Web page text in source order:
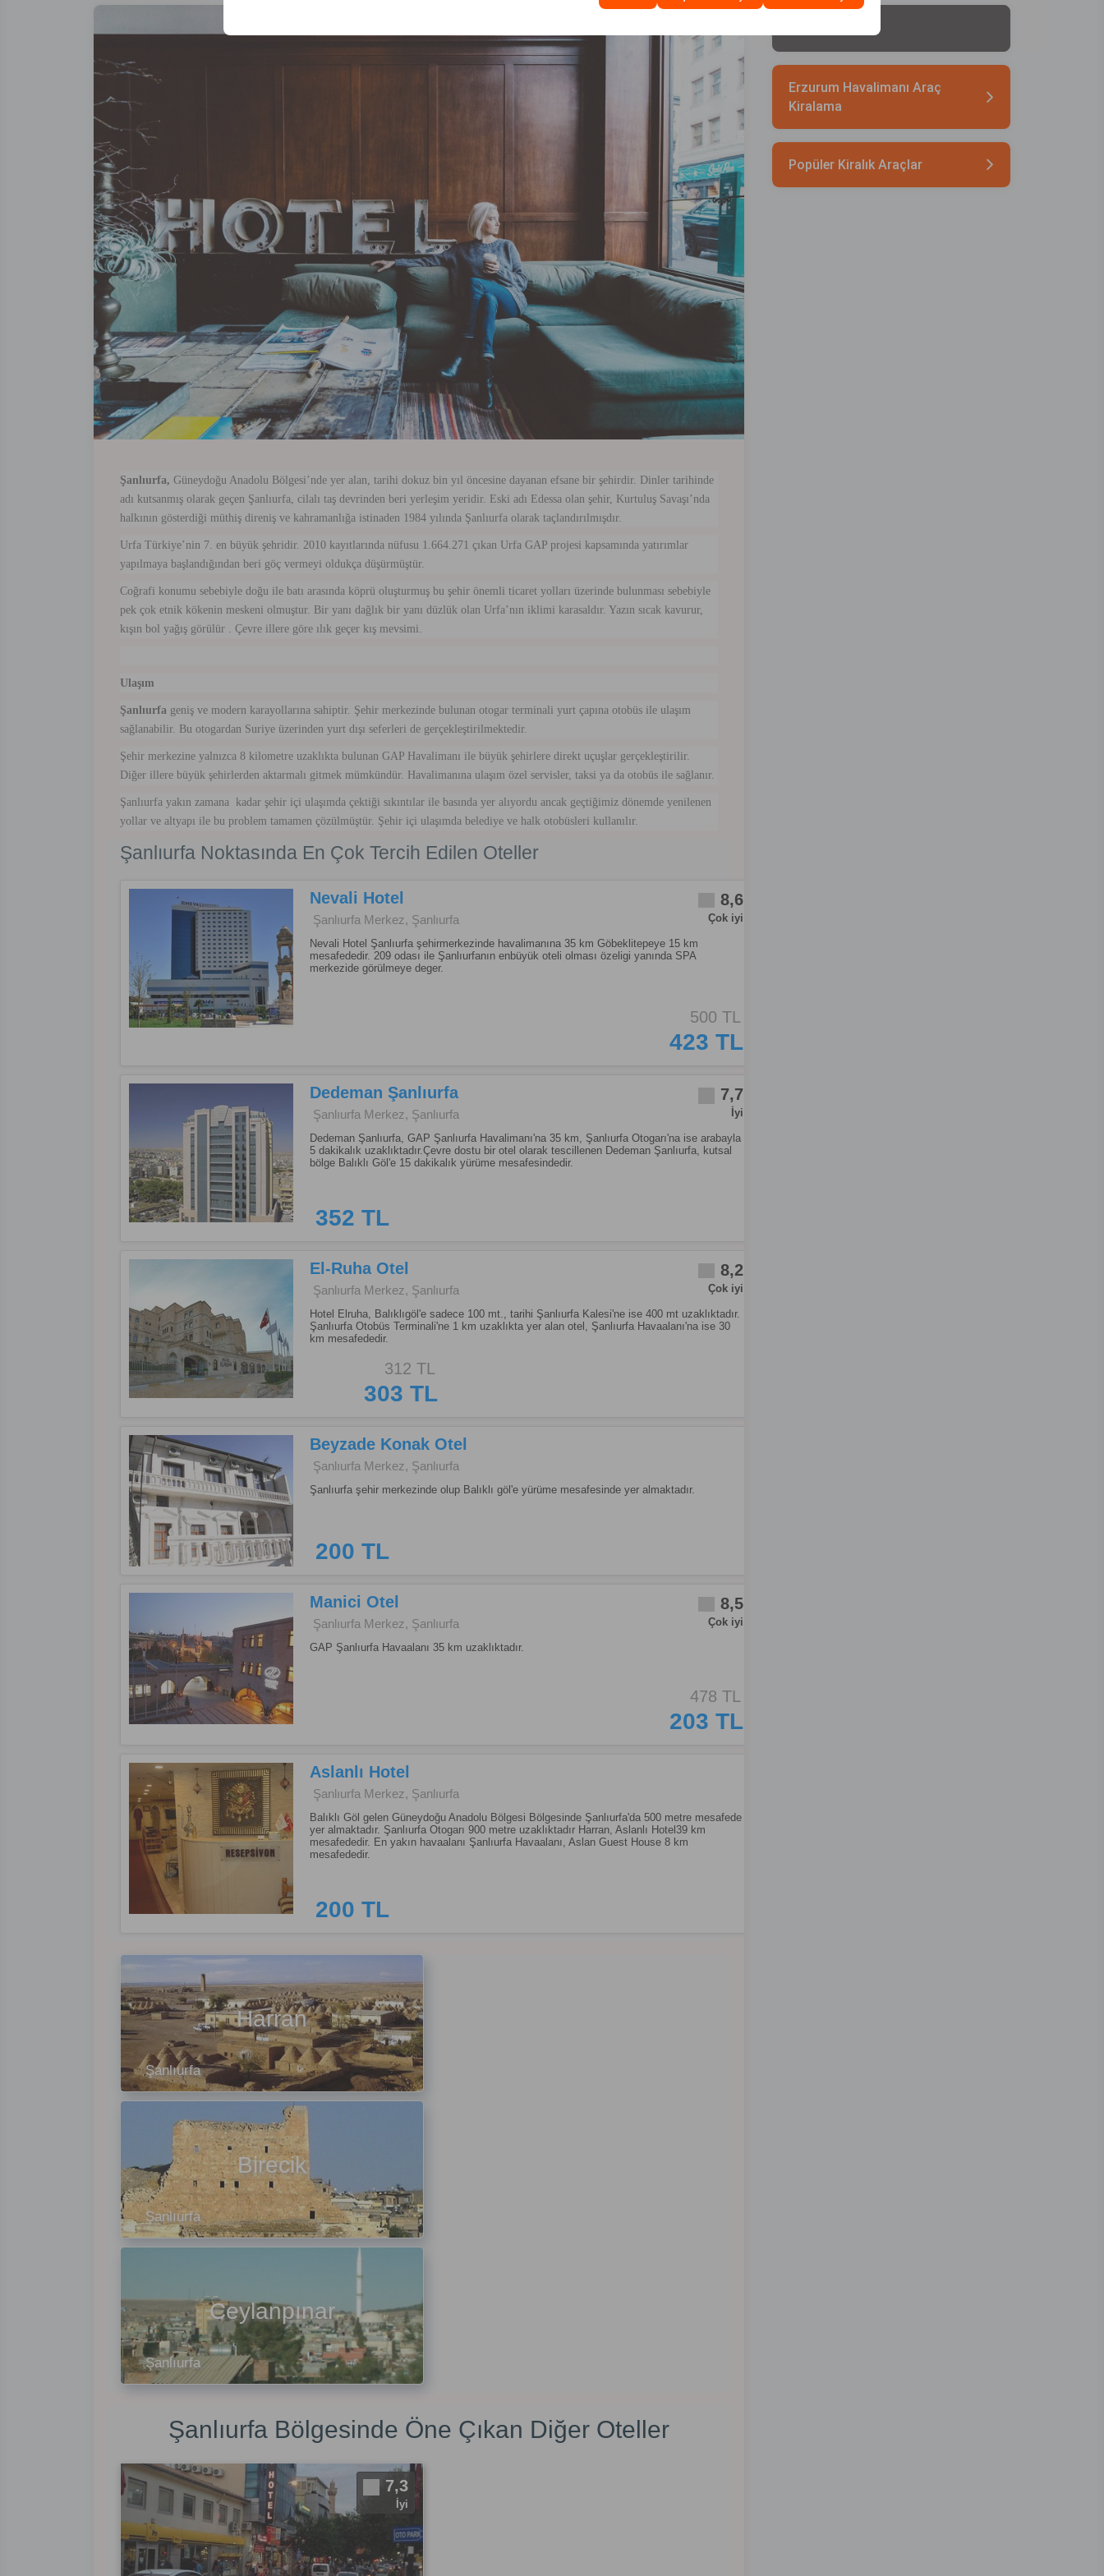
Şanlıurfa, Güneydoğu Anadolu Bölgesi’nde yer alan, tarihi dokuz bin yıl öncesine dayanan efsane bir şehirdir. Dinler tarihinde
adı kutsanmış olarak geçen Şanlıurfa, cilalı taş devrinden beri yerleşim yeridir. Eski adı Edessa olan şehir, Kurtuluş Savaşı’nda
halkının gösterdiği müthiş direniş ve kahramanlığa istinaden 1984 yılında Şanlıurfa olarak taçlandırılmışdır.
Urfa Türkiye’nin 7. en büyük şehridir. 2010 kayıtlarında nüfusu 1.664.271 çıkan Urfa GAP projesi kapsamında yatırımlar
yapılmaya başlandığından beri göç vermeyi oldukça düşürmüştür.
Coğrafi konumu sebebiyle doğu ile batı arasında köprü oluşturmuş bu şehir önemli ticaret yolları üzerinde bulunması sebebiyle
pek çok etnik kökenin meskeni olmuştur. Bir yanı dağlık bir yanı düzlük olan Urfa’nın iklimi karasaldır. Yazın sıcak kavurur,
kışın bol yağış görülür . Çevre illere göre ılık geçer kış mevsimi.
Ulaşım
Şanlıurfa geniş ve modern karayollarına sahiptir. Şehir merkezinde bulunan otogar terminali yurt çapına otobüs ile ulaşım
sağlanabilir. Bu otogardan Suriye üzerinden yurt dışı seferleri de gerçekleştirilmektedir.
Şehir merkezine yalnızca 8 kilometre uzaklıkta bulunan GAP Havalimanı ile büyük şehirlere direkt uçuşlar gerçekleştirilir.
Diğer illere büyük şehirlerden aktarmalı gitmek mümkündür. Havalimanına ulaşım özel servisler, taksi ya da otobüs ile sağlanır.
Şanlıurfa yakın zamana kadar şehir içi ulaşımda çektiği sıkıntılar ile basında yer alıyordu ancak geçtiğimiz dönemde yenilenen
yollar ve altyapı ile bu problem tamamen çözülmüştür. Şehir içi ulaşımda belediye ve halk otobüsleri kullanılır.
Şanlıurfa Noktasında En Çok Tercih Edilen Oteller
Nevali Hotel
Şanlıurfa Merkez, Şanlıurfa
Nevali Hotel Şanlıurfa şehirmerkezinde havalimanına 35 km Göbeklitepeye 15 km
mesafededir. 209 odası ile Şanlıurfanın enbüyük oteli olması özeligi yanında SPA
merkezide görülmeye deger.
500 TL
423 TL
8,6
Çok iyi
Dedeman Şanlıurfa
Şanlıurfa Merkez, Şanlıurfa
Dedeman Şanlıurfa, GAP Şanlıurfa Havalimanı'na 35 km, Şanlıurfa Otogarı'na ise arabayla
5 dakikalık uzaklıktadır.Çevre dostu bir otel olarak tescillenen Dedeman Şanlıurfa, kutsal
bölge Balıklı Göl'e 15 dakikalık yürüme mesafesindedir.
352 TL
7,7
İyi
El-Ruha Otel
Şanlıurfa Merkez, Şanlıurfa
Hotel Elruha, Balıklıgöl'e sadece 100 mt., tarihi Şanlıurfa Kalesi'ne ise 400 mt uzaklıktadır.
Şanlıurfa Otobüs Terminali'ne 1 km uzaklıkta yer alan otel, Şanlıurfa Havaalanı'na ise 30
km mesafededir.
312 TL
303 TL
8,2
Çok iyi
Beyzade Konak Otel
Şanlıurfa Merkez, Şanlıurfa
Şanlıurfa şehir merkezinde olup Balıklı göl'e yürüme mesafesinde yer almaktadır.
200 TL
Manici Otel
Şanlıurfa Merkez, Şanlıurfa
GAP Şanlıurfa Havaalanı 35 km uzaklıktadır.
478 TL
203 TL
8,5
Çok iyi
Aslanlı Hotel
Şanlıurfa Merkez, Şanlıurfa
Balıklı Göl gelen Güneydoğu Anadolu Bölgesi Bölgesinde Şanlıurfa'da 500 metre mesafede
yer almaktadır. Şanlıurfa Otogarı 900 metre uzaklıktadır Harran, Aslanlı Hotel39 km
mesafededir. En yakın havaalanı Şanlıurfa Havaalanı, Aslan Guest House 8 km
mesafededir.
200 TL
Harran
Şanlıurfa
Birecik
Şanlıurfa
Ceylanpınar
Şanlıurfa
Şanlıurfa Bölgesinde Öne Çıkan Diğer Oteller
7,3
İyi
Erzurum Havalimanı Araç
Kiralama
Popüler Kiralık Araçlar